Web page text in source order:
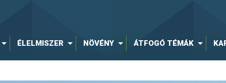
ÉLELMISZER NÖVÉNY ÁTFOGÓ TÉMÁK